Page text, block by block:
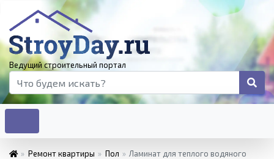
Ведущий строительный портал
» Ремонт квартиры » Пол » Ламинат для теплого водяного